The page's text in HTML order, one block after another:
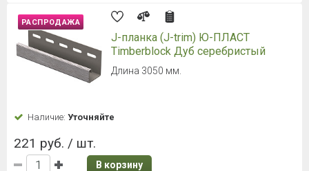
РАСПРОДАЖА
J-планка (J-trim) Ю-ПЛАСТ
Timberblock Дуб серебристый
Длина 3050 мм.
Наличие: Уточняйте
221 руб. / шт.
В корзину